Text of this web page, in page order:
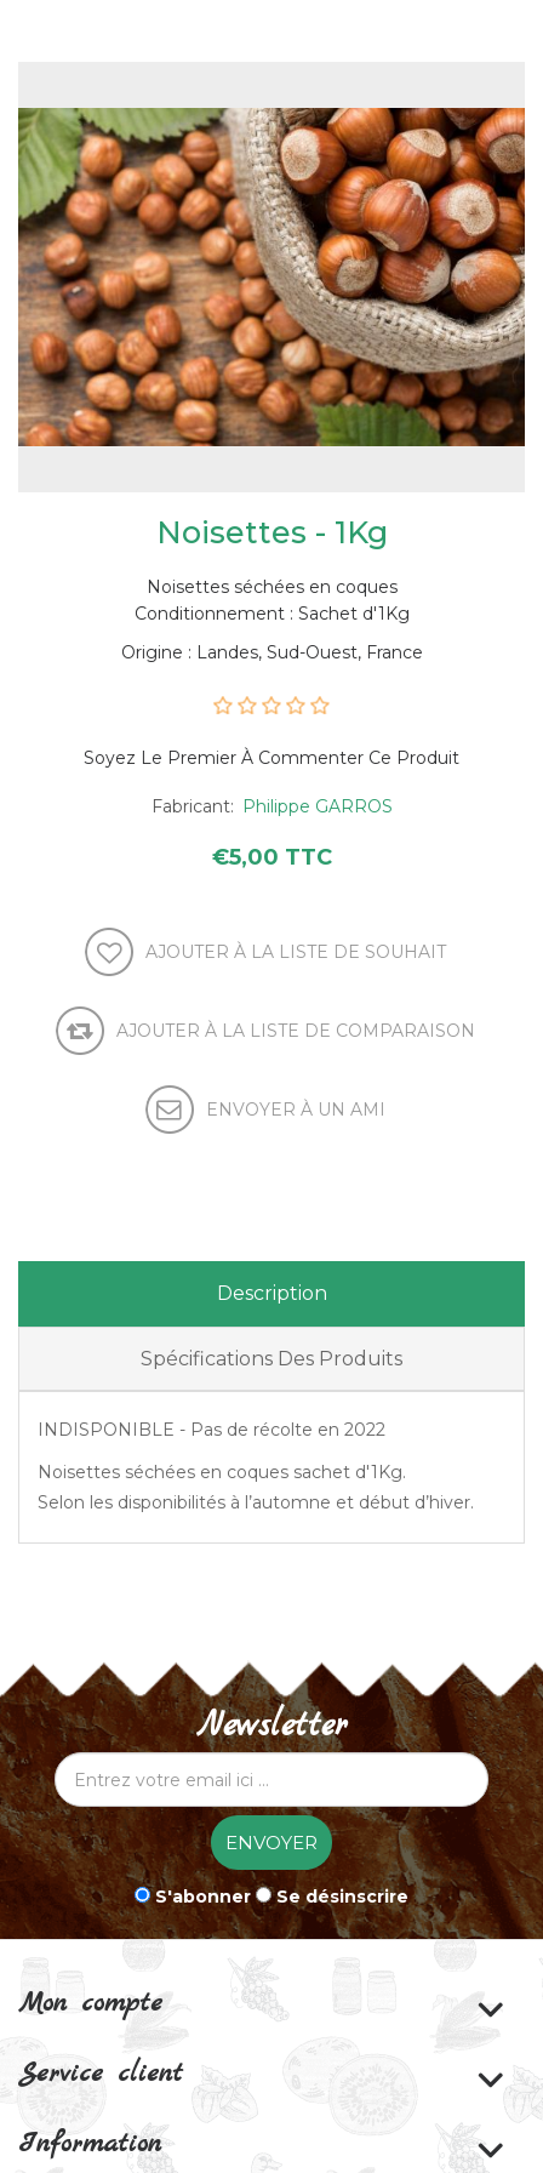
Noisettes - 1Kg
Noisettes séchées en coques
Conditionnement : Sachet d'1Kg
Origine : Landes, Sud-Ouest, France
Soyez Le Premier À Commenter Ce Produit
Fabricant: Philippe GARROS
€5,00 TTC
AJOUTER À LA LISTE DE SOUHAIT
AJOUTER À LA LISTE DE COMPARAISON
ENVOYER À UN AMI
Description
Spécifications Des Produits
INDISPONIBLE - Pas de récolte en 2022
Noisettes séchées en coques sachet d'1Kg.
Selon les disponibilités à l’automne et début d’hiver.
Newsletter
ENVOYER
S'abonner Se désinscrire
Mon compte
Service client
Information